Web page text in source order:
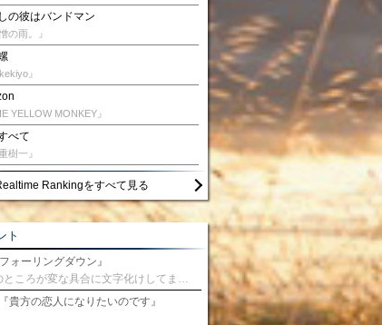
の彼はバンドマン
の雨。』
』
YELLOW MONKEY』
べて
樹一』
Rankingをすべて見る
ト
フォーリングダウン』
『貴方の恋人になりたいのです』